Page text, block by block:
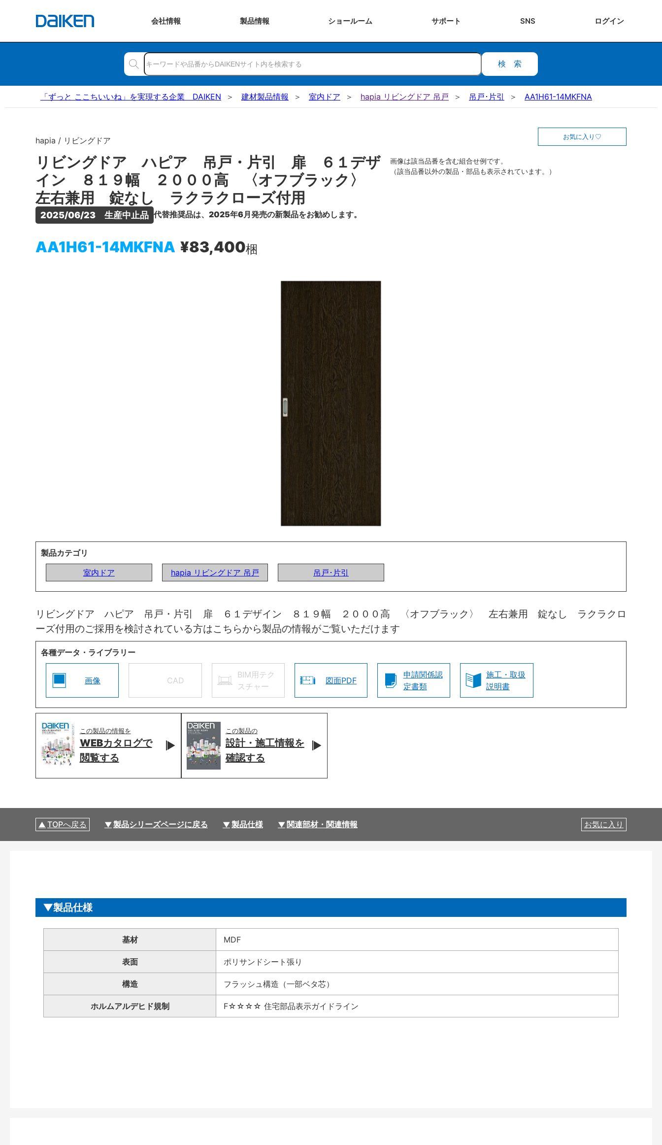
会社情報 製品情報 ショールーム サポート SNS ログイン
検索
「ずっと ここちいいね」を実現する企業 DAIKEN 建材製品情報 室内ドア hapia リビングドア 吊戸 吊戸･片引 AA1H61-14MKFNA
hapia / リビングドア
リビングドア ハピア 吊戸・片引 扉 ６１デザ
イン ８１９幅 ２０００高 〈オフブラック〉
左右兼用 錠なし ラクラクローズ付用
2025/06/23　生産中止品 代替推奨品は、2025年6月発売の新製品をお勧めします。
AA1H61-14MKFNA ¥83,400梱
お気に入り
画像は該当品番を含む組合せ例です。
（該当品番以外の製品・部品も表示されています。）
製品カテゴリ
室内ドア
hapia リビングドア 吊戸 吊戸･片引
リビングドア ハピア 吊戸・片引 扉 ６１デザイン ８１９幅 ２０００高 〈オフブラック〉 左右兼用 錠なし ラクラクロ
ーズ付用のご採用を検討されている方はこちらから製品の情報がご覧いただけます
各種データ・ライブラリー
画像 CAD
BIM用テク
スチャー
図面PDF
申請関係認
定書類
施工・取扱
説明書
この製品の情報を
WEBカタログで
閲覧する
この製品の
設計・施工情報を
確認する
TOPへ戻る 製品シリーズページに戻る 製品仕様 関連部材・関連情報 お気に入り
製品仕様
基材 MDF
表面 ポリサンドシート張り
構造 フラッシュ構造（一部ベタ芯）
ホルムアルデヒド規制 F☆☆☆☆ 住宅部品表示ガイドライン